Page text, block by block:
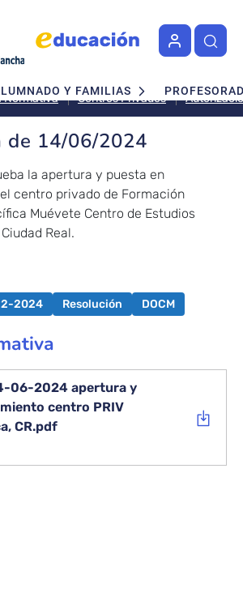
Y FAMILIAS
Normativa Centros Privados
de 14/06/2024
la apertura y puesta en
centro privado de Formación
Muévete Centro de Estudios
Real.
2024 Resolución DOCM
06-2024 apertura y
centro PRIV
CR.pdf